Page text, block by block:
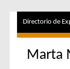
Directorio de
Marta